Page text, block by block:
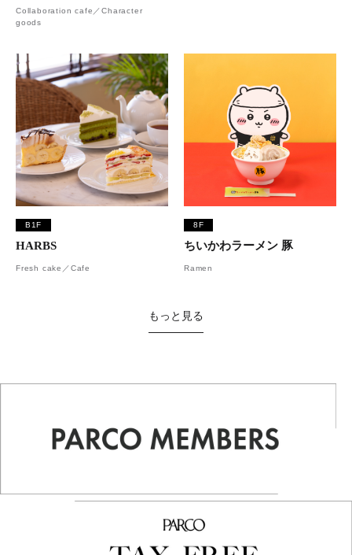
Collaboration cafe／Character
goods
B1F
HARBS
Fresh cake／Cafe
8F
ちいかわラーメン 豚
Ramen
もっと見る